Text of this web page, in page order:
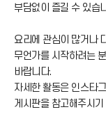
부담없이 즐길 수 있습
요리에 관심이 많거나
무언가를 시작하려는
바랍니다.
자세한 활동은 인스타
게시판을 참고해주시